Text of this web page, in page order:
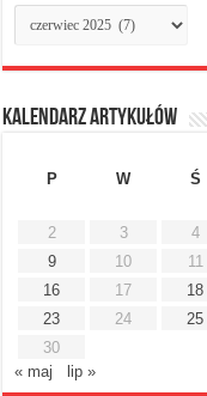
Archiwum
miesięczne
Kalendarz artykułów
P
W Ś
2
3 4
9
10 11
16
17 18
23
24 25
30
« maj
lip »